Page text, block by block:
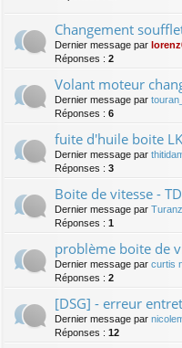
Changement
Dernier message par
Réponses : 2
Volant moteur
Dernier message par
Réponses : 6
fuite d'huile boite
Dernier message par
Réponses : 3
Boite de vitesse -
Dernier message par
Réponses : 1
problème boite de
Dernier message par curtis
Réponses : 2
[DSG] - erreur
Dernier message par
Réponses : 12